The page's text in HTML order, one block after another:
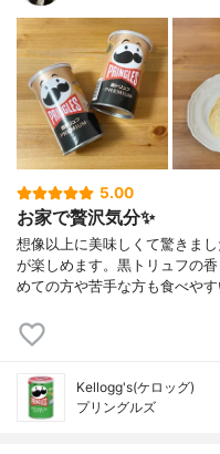
5.00
お家で贅沢気分✨
想像以上に美味しくて驚きま
が楽しめます。黒トリュフの
めての方や苦手な方も食べや
Kellogg's(ケロッグ)
プリングルズ